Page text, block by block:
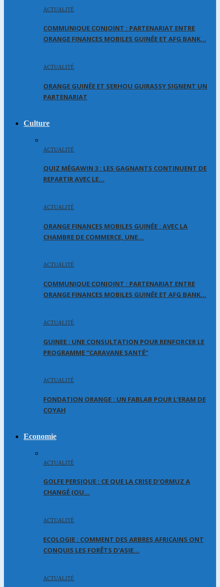
ACTUALITÉ
COMMUNIQUE CONJOINT : PARTENARIAT ENTRE
ORANGE FINANCES MOBILES GUINÉE ET AFG BANK…
ACTUALITÉ
ORANGE GUINÉE ET SERHOU GUIRASSY SIGNENT UN
PARTENARIAT
Culture
ACTUALITÉ
QUIZ MÉGAWIN 3 : LES GAGNANTS CONTINUENT DE
REPARTIR AVEC LE…
ACTUALITÉ
ORANGE FINANCES MOBILES GUINÉE : AVEC LA
CHAMBRE DE COMMERCE, UNE…
ACTUALITÉ
COMMUNIQUE CONJOINT : PARTENARIAT ENTRE
ORANGE FINANCES MOBILES GUINÉE ET AFG BANK…
ACTUALITÉ
GUINEE : UNE CONSULTATION POUR RENFORCER LE
PROGRAMME “CARAVANE SANTÉ”
ACTUALITÉ
FONDATION ORANGE : UN FABLAB POUR L’ERAM DE
COYAH
Economie
ACTUALITÉ
GOLFE PERSIQUE : CE QUE LA CRISE D’ORMUZ A
CHANGÉ (OU…
ACTUALITÉ
ECOLOGIE : COMMENT DES ARBRES AFRICAINS ONT
CONQUIS LES FORÊTS D’ASIE…
ACTUALITÉ